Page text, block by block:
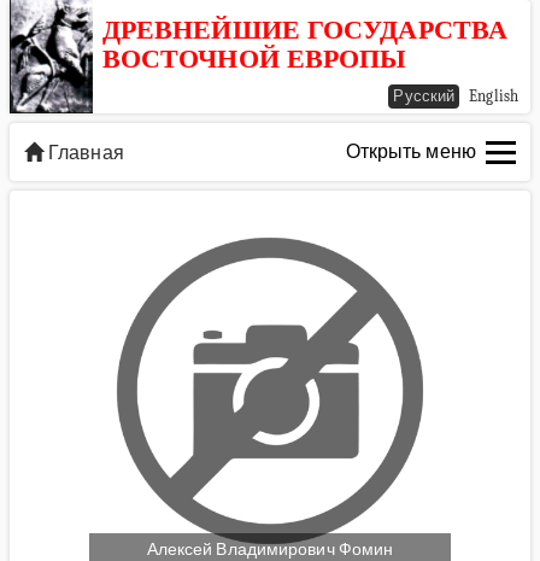
ДРЕВНЕЙШИЕ ГОСУДАРСТВА
ВОСТОЧНОЙ ЕВРОПЫ
Русский English
Главная Открыть меню
Алексей Владимирович Фомин